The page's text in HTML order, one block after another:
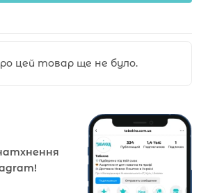
цей товар ще не було.